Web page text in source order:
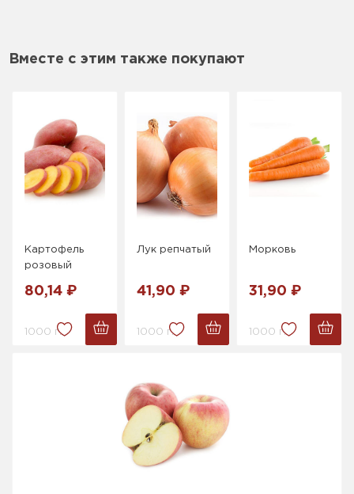
Вместе с этим также покупают
Картофель
розовый
80,14 ₽
1000 г.
Лук репчатый
41,90 ₽
1000 г.
Морковь
31,90 ₽
1000 г.